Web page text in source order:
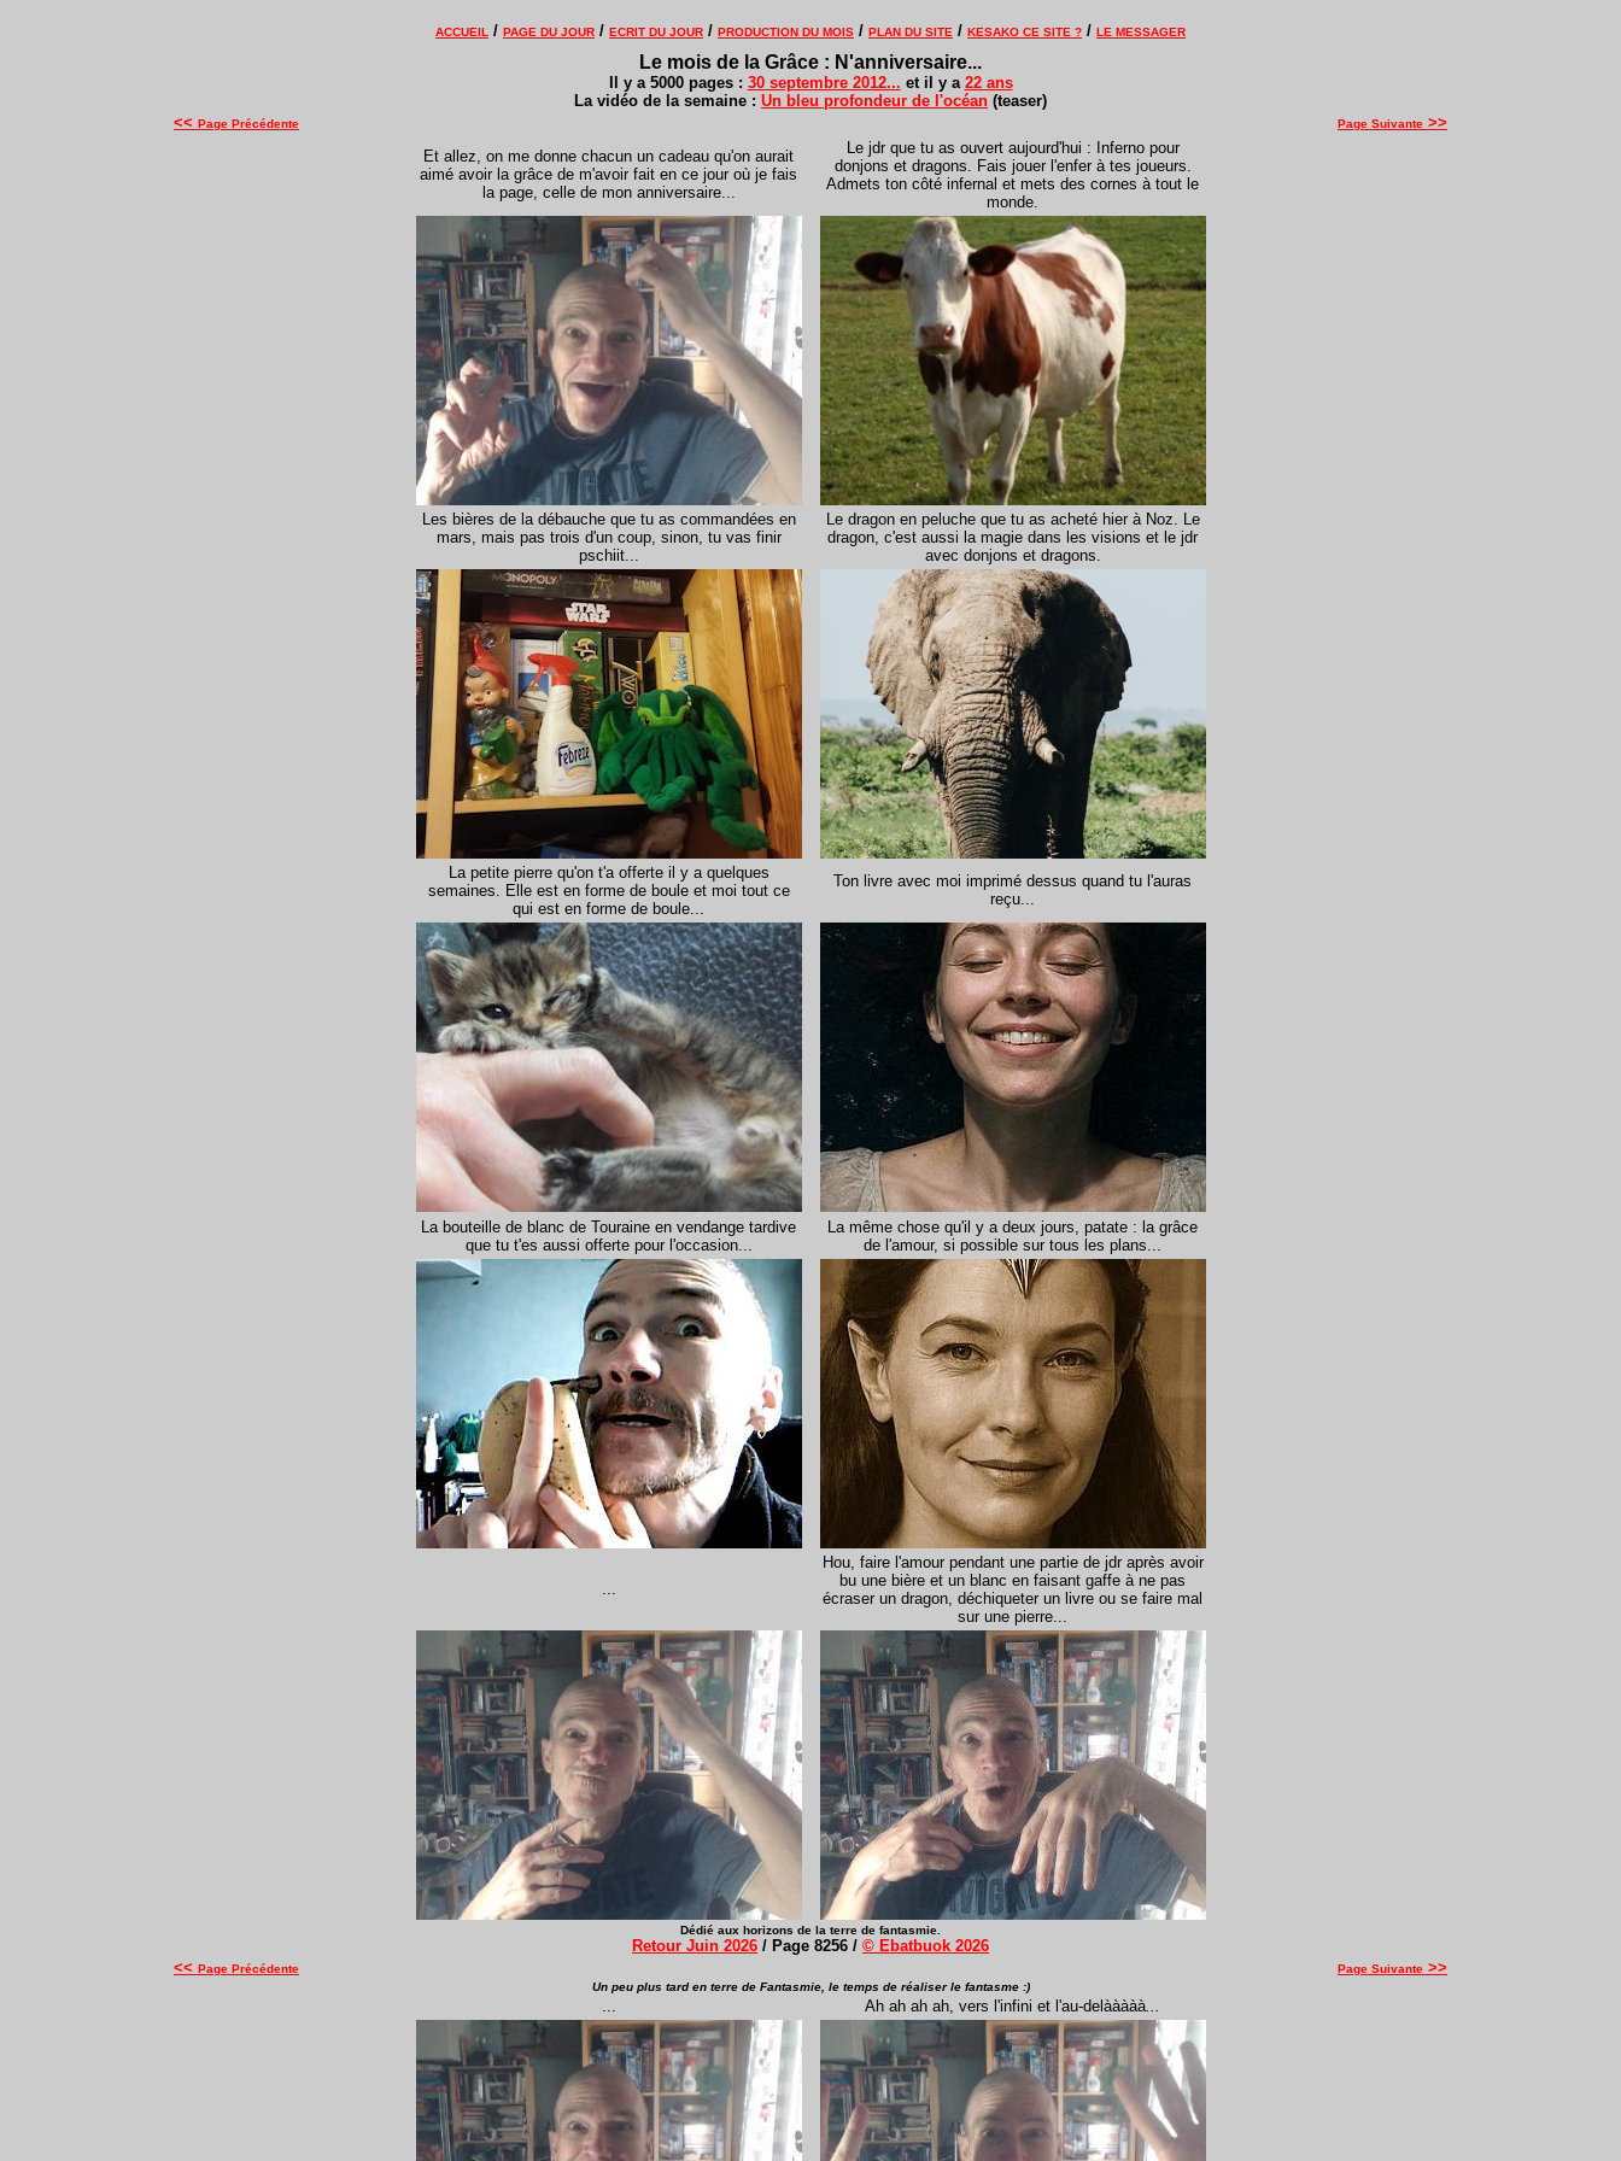
ACCUEIL / PAGE DU JOUR / ECRIT DU JOUR / PRODUCTION DU MOIS / PLAN DU SITE / KESAKO CE SITE ? / LE MESSAGER
Le mois de la Grâce : N'anniversaire...
Il y a 5000 pages : 30 septembre 2012... et il y a 22 ans
La vidéo de la semaine : Un bleu profondeur de l'océan (teaser)
<< Page Précédente Page Suivante >>
Et allez, on me donne chacun un cadeau qu'on aurait
aimé avoir la grâce de m'avoir fait en ce jour où je fais
la page, celle de mon anniversaire...
Le jdr que tu as ouvert aujourd'hui : Inferno pour
donjons et dragons. Fais jouer l'enfer à tes joueurs.
Admets ton côté infernal et mets des cornes à tout le
monde.
Les bières de la débauche que tu as commandées en
mars, mais pas trois d'un coup, sinon, tu vas finir
pschiit...
Le dragon en peluche que tu as acheté hier à Noz. Le
dragon, c'est aussi la magie dans les visions et le jdr
avec donjons et dragons.
La petite pierre qu'on t'a offerte il y a quelques
semaines. Elle est en forme de boule et moi tout ce
qui est en forme de boule...
Ton livre avec moi imprimé dessus quand tu l'auras
reçu...
La bouteille de blanc de Touraine en vendange tardive
que tu t'es aussi offerte pour l'occasion...
La même chose qu'il y a deux jours, patate : la grâce
de l'amour, si possible sur tous les plans...
...
Hou, faire l'amour pendant une partie de jdr après avoir
bu une bière et un blanc en faisant gaffe à ne pas
écraser un dragon, déchiqueter un livre ou se faire mal
sur une pierre...
Dédié aux horizons de la terre de fantasmie.
Retour Juin 2026 / Page 8256 / © Ebatbuok 2026
<< Page Précédente Page Suivante >>
Un peu plus tard en terre de Fantasmie, le temps de réaliser le fantasme :)
... Ah ah ah ah, vers l'infini et l'au-delààààà...